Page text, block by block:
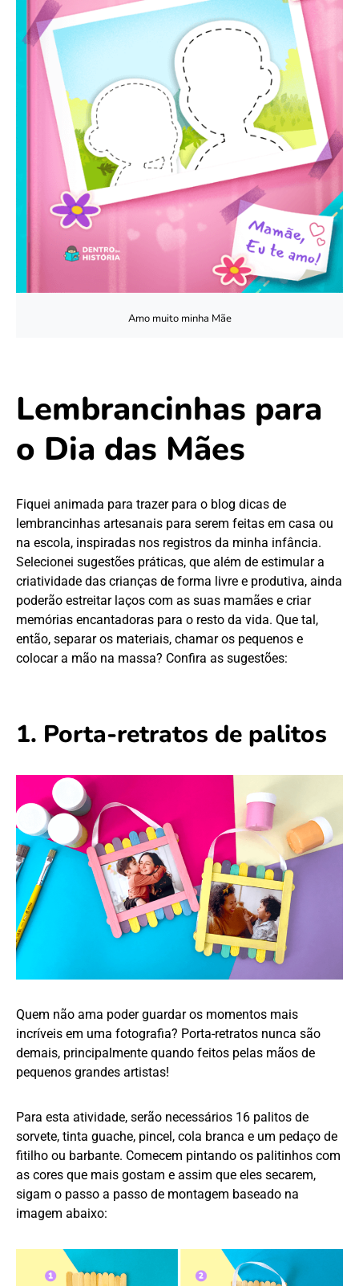
Amo muito minha Mãe
Lembrancinhas para
o Dia das Mães
Fiquei animada para trazer para o blog dicas de
lembrancinhas artesanais para serem feitas em casa ou
na escola, inspiradas nos registros da minha infância.
Selecionei sugestões práticas, que além de estimular a
criatividade das crianças de forma livre e produtiva, ainda
poderão estreitar laços com as suas mamães e criar
memórias encantadoras para o resto da vida. Que tal,
então, separar os materiais, chamar os pequenos e
colocar a mão na massa? Confira as sugestões:
1. Porta-retratos de palitos
Quem não ama poder guardar os momentos mais
incríveis em uma fotografia? Porta-retratos nunca são
demais, principalmente quando feitos pelas mãos de
pequenos grandes artistas!
Para esta atividade, serão necessários 16 palitos de
sorvete, tinta guache, pincel, cola branca e um pedaço de
fitilho ou barbante. Comecem pintando os palitinhos com
as cores que mais gostam e assim que eles secarem,
sigam o passo a passo de montagem baseado na
imagem abaixo: